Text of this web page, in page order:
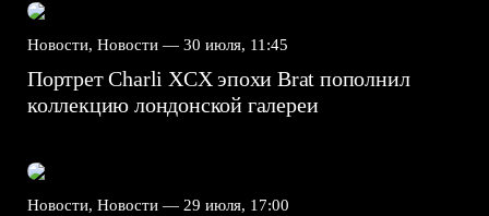
Новости, Новости — 30 июля, 11:45
Портрет Charli XCX эпохи Brat пополнил
коллекцию лондонской галереи
Новости, Новости — 29 июля, 17:00